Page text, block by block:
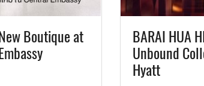
Boutique at
BARAI HUA
Unbound
Hyatt